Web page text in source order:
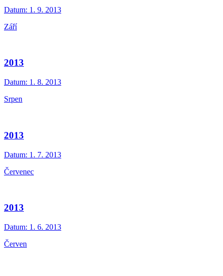
Datum: 1. 9. 2013
Září
2013
Datum: 1. 8. 2013
Srpen
2013
Datum: 1. 7. 2013
Červenec
2013
Datum: 1. 6. 2013
Červen